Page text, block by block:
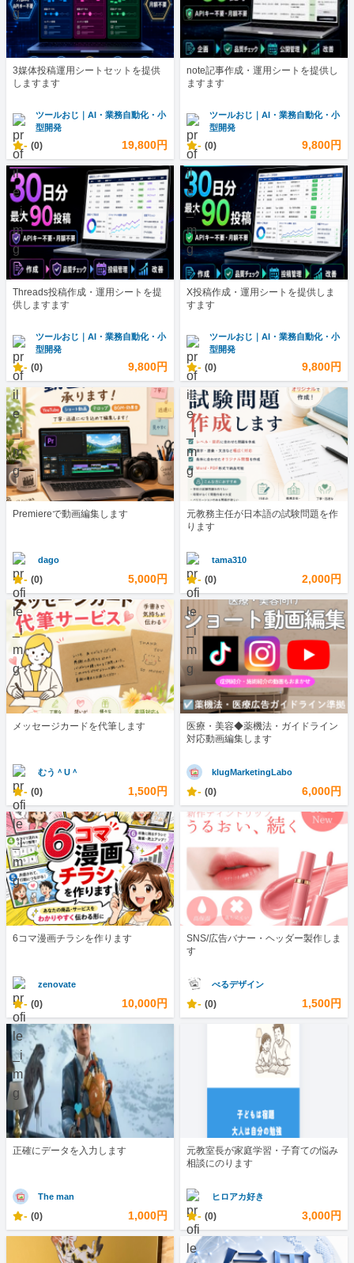
3媒体投稿運用シートセットを提供
しますます
ツールおじ｜AI・業務自動化・小
型開発
- (0) 19,800円
note記事作成・運用シートを提供し
ますます
ツールおじ｜AI・業務自動化・小
型開発
- (0) 9,800円
Threads投稿作成・運用シートを提
供しますます
ツールおじ｜AI・業務自動化・小
型開発
- (0) 9,800円
X投稿作成・運用シートを提供しま
すます
ツールおじ｜AI・業務自動化・小
型開発
- (0) 9,800円
Premiereで動画編集します
dago
- (0) 5,000円
元教務主任が日本語の試験問題を作
ります
tama310
- (0) 2,000円
メッセージカードを代筆します
むう＾U＾
- (0) 1,500円
医療・美容◆薬機法・ガイドライン
対応動画編集します
klugMarketingLabo
- (0) 6,000円
6コマ漫画チラシを作ります
zenovate
- (0) 10,000円
SNS/広告バナー・ヘッダー製作しま
す
べるデザイン
- (0) 1,500円
正確にデータを入力します
The man
- (0) 1,000円
元教室長が家庭学習・子育ての悩み
相談にのります
ヒロアカ好き
- (0) 3,000円